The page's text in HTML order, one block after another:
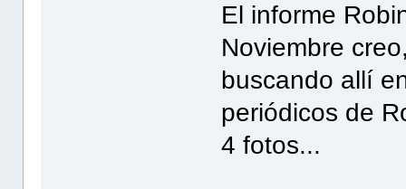
El informe
Noviembre
buscando allí
periódicos de
4 fotos...